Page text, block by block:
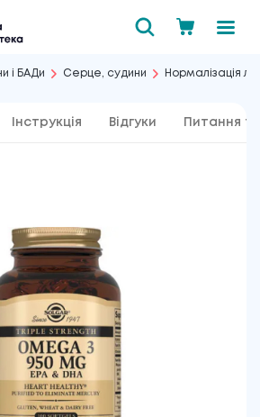
і БАДи Серце, судини Нормалізація
Інструкція Відгуки Питання та